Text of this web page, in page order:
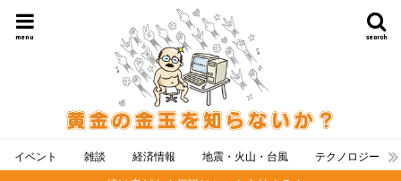
search
menu
イベント 雑談 経済情報 地震・火山・台風 テクノロジー